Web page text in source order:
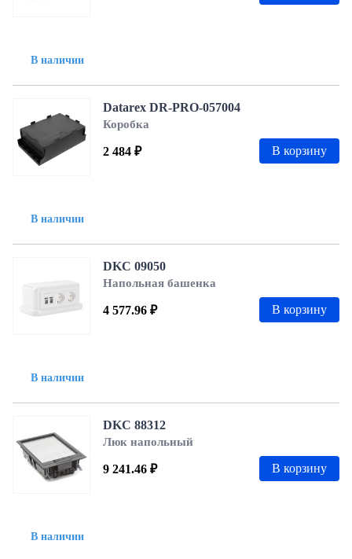
В наличии
В наличии
Datarex DR-PRO-057004
Коробка
2 484 ₽ В корзину
В наличии
DKC 09050
Напольная башенка
4 577.96 ₽ В корзину
В наличии
DKC 88312
Люк напольный
9 241.46 ₽ В корзину